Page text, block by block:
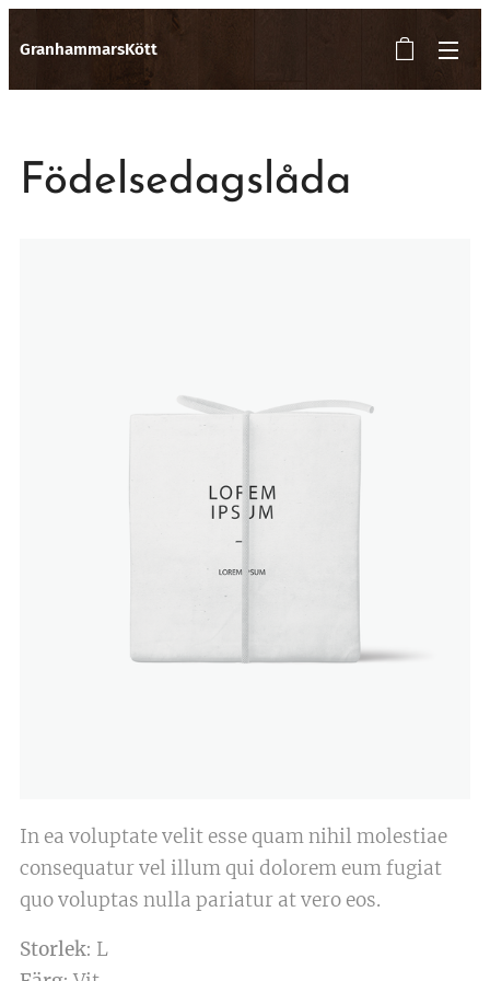
GranhammarsKött
Födelsedagslåda
In ea voluptate velit esse quam nihil molestiae
consequatur vel illum qui dolorem eum fugiat
quo voluptas nulla pariatur at vero eos.
Storlek: L